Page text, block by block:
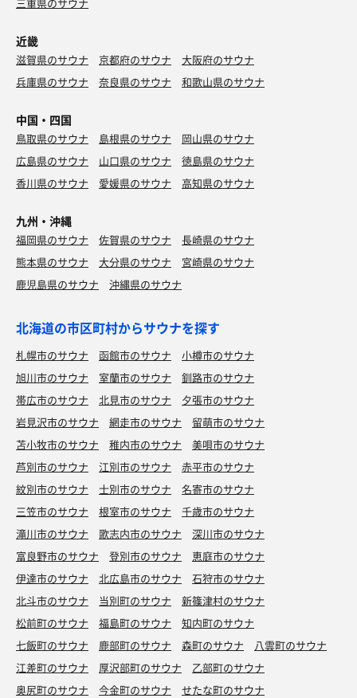
近畿
滋賀県のサウナ 京都府のサウナ
大阪府のサウナ
兵庫県のサウナ
奈良県のサウナ 和歌山県のサウナ
中国・四国
鳥取県のサウナ 島根県のサウナ
岡山県のサウナ
広島県のサウナ
山口県のサウナ
徳島県のサウナ
香川県のサウナ
愛媛県のサウナ 高知県のサウナ
九州・沖縄
福岡県のサウナ 佐賀県のサウナ
長崎県のサウナ
熊本県のサウナ
大分県のサウナ
宮崎県のサウナ
鹿児島県のサウナ
沖縄県のサウナ
北海道の市区町村からサウナを探す
札幌市のサウナ 函館市のサウナ
小樽市のサウナ
旭川市のサウナ
室蘭市のサウナ
釧路市のサウナ
帯広市のサウナ
北見市のサウナ
夕張市のサウナ
岩見沢市のサウナ
網走市のサウナ
留萌市のサウナ
苫小牧市のサウナ
稚内市のサウナ
美唄市のサウナ
芦別市のサウナ
江別市のサウナ
赤平市のサウナ
紋別市のサウナ
士別市のサウナ
名寄市のサウナ
三笠市のサウナ
根室市のサウナ
千歳市のサウナ
滝川市のサウナ
歌志内市のサウナ
深川市のサウナ
富良野市のサウナ
登別市のサウナ
恵庭市のサウナ
伊達市のサウナ
北広島市のサウナ
石狩市のサウナ
北斗市のサウナ
当別町のサウナ
新篠津村のサウナ
松前町のサウナ
福島町のサウナ
知内町のサウナ
七飯町のサウナ
鹿部町のサウナ 森町のサウナ
八雲町のサウナ
江差町のサウナ
厚沢部町のサウナ
乙部町のサウナ
奥尻町のサウナ
今金町のサウナ
せたな町のサウナ